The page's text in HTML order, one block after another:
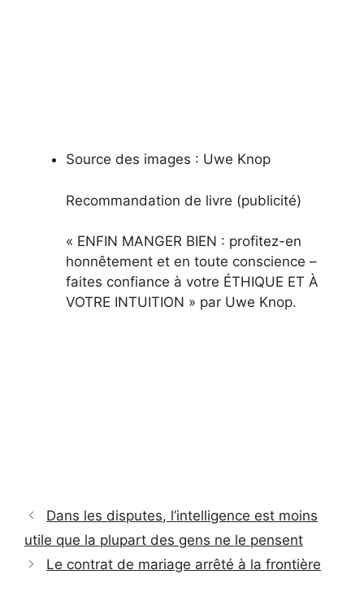
Source des images : Uwe Knop
Recommandation de livre (publicité)
« ENFIN MANGER BIEN : profitez-en
honnêtement et en toute conscience –
faites confiance à votre ÉTHIQUE ET À
VOTRE INTUITION » par Uwe Knop.
Dans les disputes, l’intelligence est moins
utile que la plupart des gens ne le pensent
Le contrat de mariage arrêté à la frontière